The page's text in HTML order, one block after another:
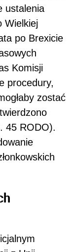
ustalenia
Wielkiej
po Brexicie
Komisji
procedury,
zostać
45 RODO).